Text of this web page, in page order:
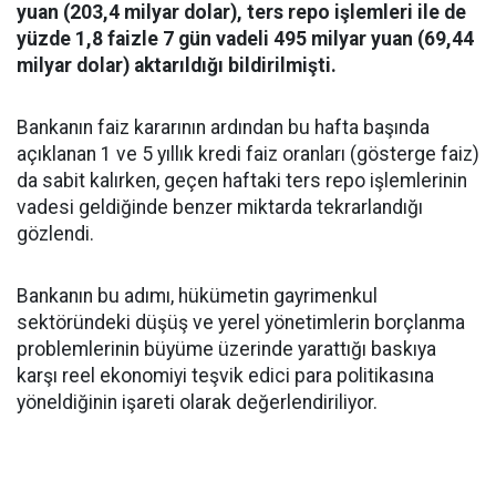
yuan (203,4 milyar dolar), ters repo işlemleri ile de
yüzde 1,8 faizle 7 gün vadeli 495 milyar yuan (69,44
milyar dolar) aktarıldığı bildirilmişti.
Bankanın faiz kararının ardından bu hafta başında
açıklanan 1 ve 5 yıllık kredi faiz oranları (gösterge faiz)
da sabit kalırken, geçen haftaki ters repo işlemlerinin
vadesi geldiğinde benzer miktarda tekrarlandığı
gözlendi.
Bankanın bu adımı, hükümetin gayrimenkul
sektöründeki düşüş ve yerel yönetimlerin borçlanma
problemlerinin büyüme üzerinde yarattığı baskıya
karşı reel ekonomiyi teşvik edici para politikasına
yöneldiğinin işareti olarak değerlendiriliyor.